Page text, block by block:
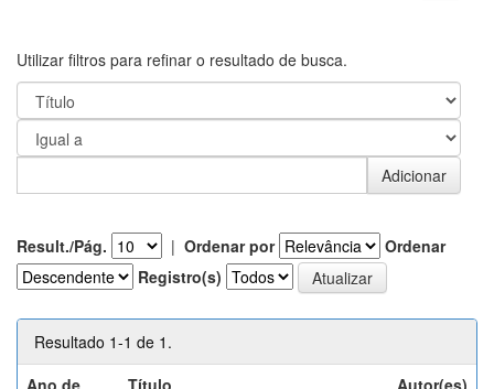
Utilizar filtros para refinar o resultado de busca.
Result./Pág. | Ordenar por
Ordenar
Registro(s)
Resultado 1-1 de 1.
Ano de
Título Autor(es)